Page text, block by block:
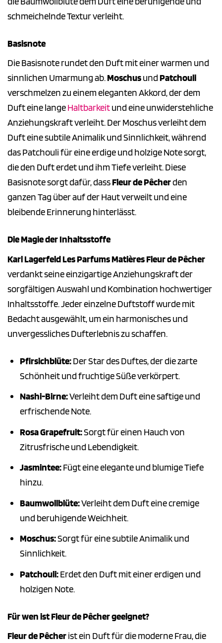
schmeichelnde Textur verleiht.
Basisnote
Die Basisnote rundet den Duft mit einer warmen und
sinnlichen Umarmung ab.MoschusundPatchouli
verschmelzen zu einem eleganten Akkord, der dem
Duft eine langeHaltbarkeitund eine unwiderstehliche
Anziehungskraft verleiht. Der Moschus verleiht dem
Duft eine subtile Animalik und Sinnlichkeit, während
das Patchouli für eine erdige und holzige Note sorgt,
die den Duft erdet und ihm Tiefe verleiht. Diese
Basisnote sorgt dafür, dassFleur de Pêcherden
ganzen Tag über auf der Haut verweilt und eine
bleibende Erinnerung hinterlässt.
Die Magie der Inhaltsstoffe
Karl Lagerfeld Les Parfums Matières Fleur de Pêcher
verdankt seine einzigartige Anziehungskraft der
sorgfältigen Auswahl und Kombination hochwertiger
Inhaltsstoffe. Jeder einzelne Duftstoff wurde mit
Bedacht ausgewählt, um ein harmonisches und
unvergessliches Dufterlebnis zu schaffen.
Pfirsichblüte:Der Star des Duftes, der die zarte
Schönheit und fruchtige Süße verkörpert.
Nashi-Birne:Verleiht dem Duft eine saftige und
erfrischende Note.
Rosa Grapefruit:Sorgt für einen Hauch von
Zitrusfrische und Lebendigkeit.
Jasmintee:Fügt eine elegante und blumige Tiefe
hinzu.
Baumwollblüte:Verleiht dem Duft eine cremige
und beruhigende Weichheit.
Moschus:Sorgt für eine subtile Animalik und
Sinnlichkeit.
Patchouli:Erdet den Duft mit einer erdigen und
holzigen Note.
Für wen ist Fleur de Pêcher geeignet?
Fleur de Pêcherist ein Duft für die moderne Frau, die